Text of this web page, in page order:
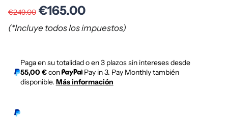
€249.00 €165.00
(*Incluye todos los impuestos)
Paga en su totalidad o en 3 plazos sin intereses desde
55,00 €con
Pay in 3. Pay Monthly también
disponible. Más información